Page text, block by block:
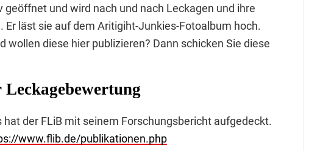
und wird nach und nach Leckagen und ihre
läst sie auf dem Aritigiht-Junkies-Fotoalbum hoch.
wollen diese hier publizieren? Dann schicken Sie diese
der FLiB mit seinem Forschungsbericht aufgedeckt.
www.flib.de/publikationen.php